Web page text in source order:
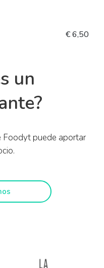
€ 6,50
un
Foodyt puede aportar